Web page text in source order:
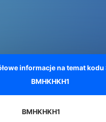
informacje na temat kodu
BMHKHKH1
BMHKHKH1